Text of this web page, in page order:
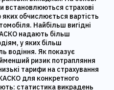
встановлюються страхові
яких обчислюється вартість
Найбільш вигідні
надають більш
у яких більш
водіння. Як показує
ризик потрапляння
тарифи на страхування
для конкретного
статистика викрадень